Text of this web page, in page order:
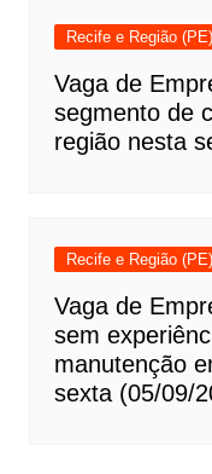
Recife e Região (PE)
Vaga de
segmento de
região nesta
Recife e Região (PE)
Vaga de
sem
manutenção
sexta (05/09/